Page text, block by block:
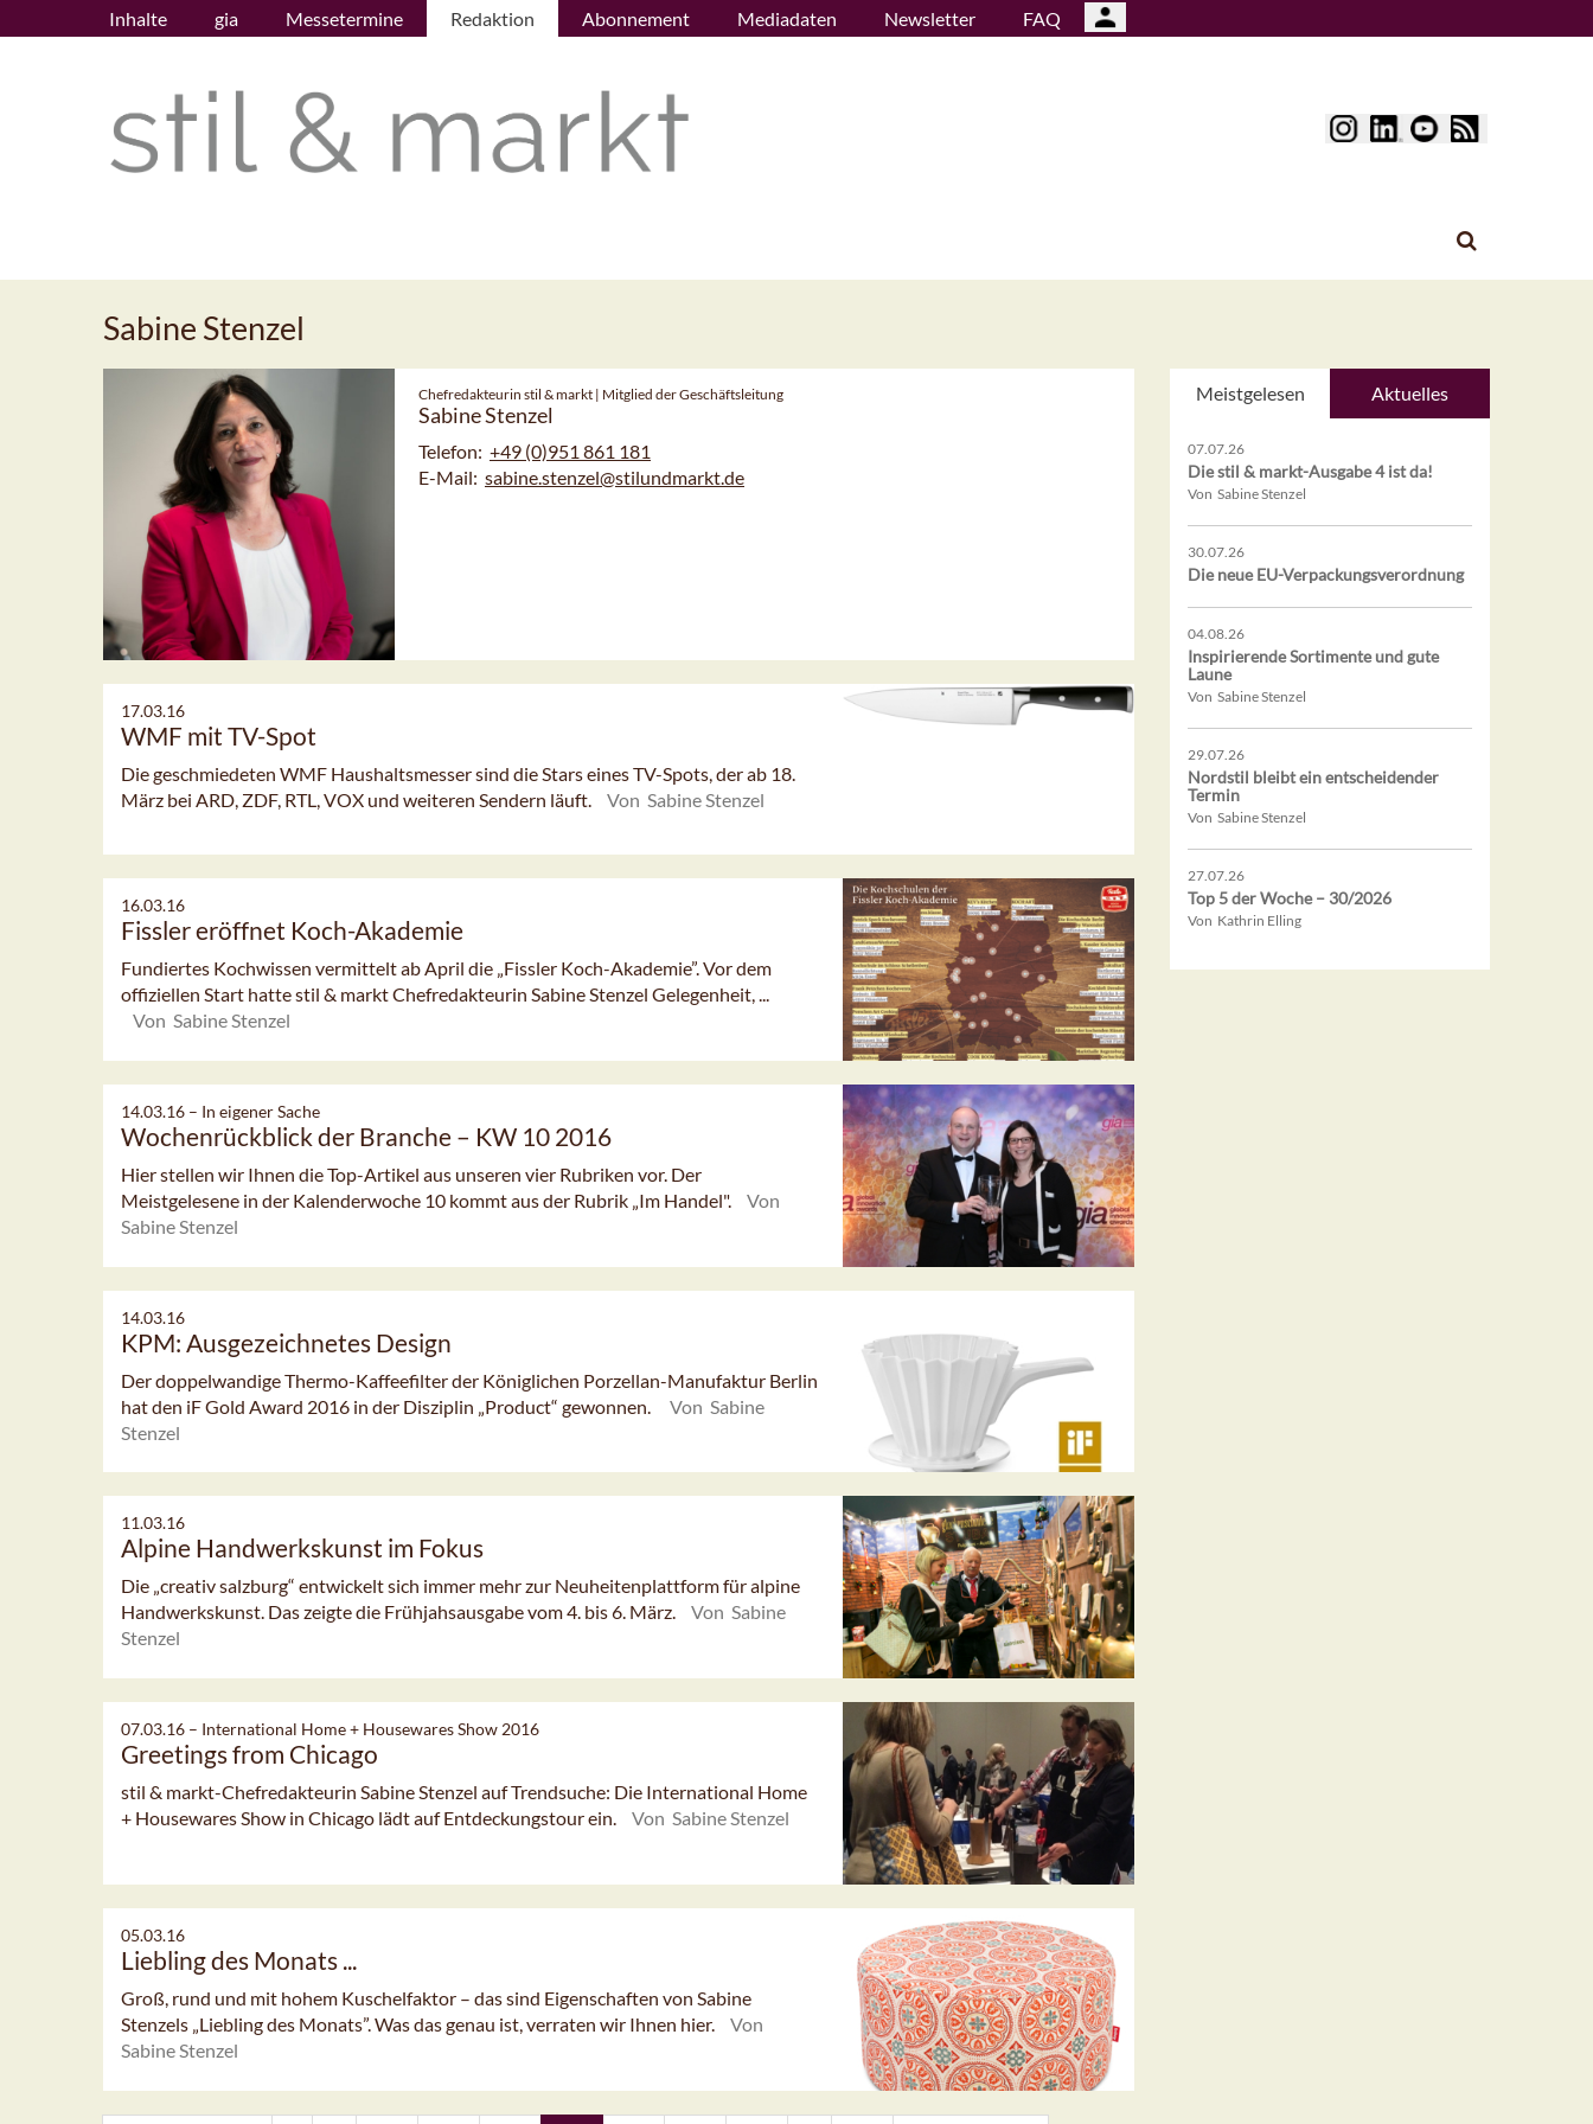
Inhalte gia Messetermine Redaktion Abonnement Mediadaten Newsletter FAQ
Sabine Stenzel
Chefredakteurin stil & markt | Mitglied der Geschäftsleitung
Sabine Stenzel
Telefon: +49 (0)951 861 181
E-Mail: sabine.stenzel@stilundmarkt.de
17.03.16
WMF mit TV-Spot
Die geschmiedeten WMF Haushaltsmesser sind die Stars eines TV-Spots, der ab 18.
März bei ARD, ZDF, RTL, VOX und weiteren Sendern läuft.
Von Sabine Stenzel
16.03.16
Fissler eröffnet Koch-Akademie
Fundiertes Kochwissen vermittelt ab April die „Fissler Koch-Akademie”. Vor dem
offiziellen Start hatte stil & markt Chefredakteurin Sabine Stenzel Gelegenheit, ...
Von Sabine Stenzel
14.03.16 – In eigener Sache
Wochenrückblick der Branche – KW 10 2016
Hier stellen wir Ihnen die Top-Artikel aus unseren vier Rubriken vor. Der
Meistgelesene in der Kalenderwoche 10 kommt aus der Rubrik „Im Handel".
Von
Sabine Stenzel
14.03.16
KPM: Ausgezeichnetes Design
Der doppelwandige Thermo-Kaffeefilter der Königlichen Porzellan-Manufaktur Berlin
hat den iF Gold Award 2016 in der Disziplin „Product“ gewonnen.
Von Sabine
Stenzel
11.03.16
Alpine Handwerkskunst im Fokus
Die „creativ salzburg“ entwickelt sich immer mehr zur Neuheitenplattform für alpine
Handwerkskunst. Das zeigte die Frühjahsausgabe vom 4. bis 6. März.
Von Sabine
Stenzel
07.03.16 – International Home + Housewares Show 2016
Greetings from Chicago
stil & markt-Chefredakteurin Sabine Stenzel auf Trendsuche: Die International Home
+ Housewares Show in Chicago lädt auf Entdeckungstour ein.
Von Sabine Stenzel
05.03.16
Liebling des Monats ...
Groß, rund und mit hohem Kuschelfaktor – das sind Eigenschaften von Sabine
Stenzels „Liebling des Monats”. Was das genau ist, verraten wir Ihnen hier.
Von
Sabine Stenzel
Meistgelesen Aktuelles
07.07.26
Die stil & markt-Ausgabe 4 ist da!
Von Sabine Stenzel
30.07.26
Die neue EU-Verpackungsverordnung
04.08.26
Inspirierende Sortimente und gute
Laune
Von Sabine Stenzel
29.07.26
Nordstil bleibt ein entscheidender
Termin
Von Sabine Stenzel
27.07.26
Top 5 der Woche – 30/2026
Von Kathrin Elling